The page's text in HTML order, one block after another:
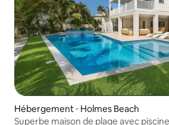
Hébergement ⋅ Holmes Beach
Superbe maison de plage avec